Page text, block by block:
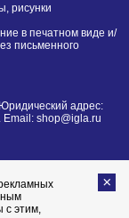
рисунки
в печатном виде и/
письменного
адрес:
Email: shop@igla.ru
с этим,